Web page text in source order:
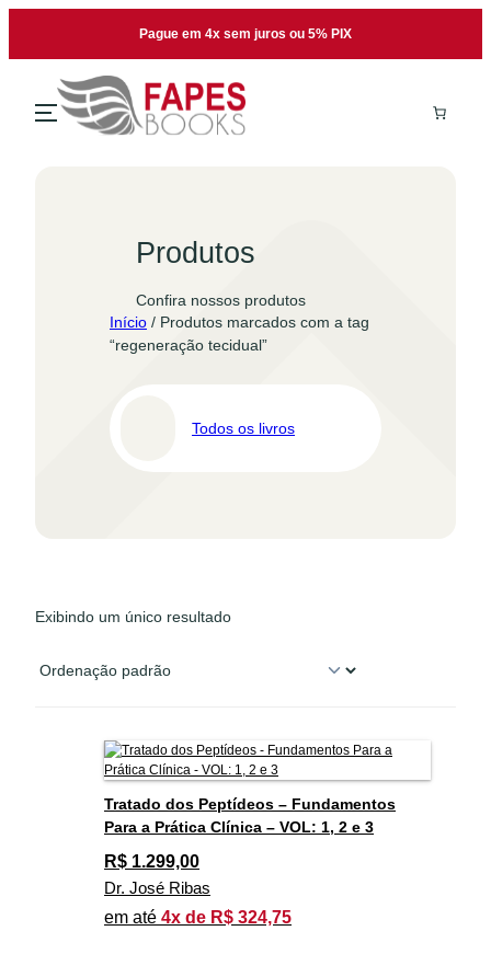
o
conteúdo
Pague em 4x sem juros ou 5% PIX
Produtos
Confira nossos produtos
Início / Produtos marcados com a tag
“regeneração tecidual”
Todos os livros
Exibindo um único resultado
Tratado dos Peptídeos – Fundamentos
Para a Prática Clínica – VOL: 1, 2 e 3
R$ 1.299,00
Dr. José Ribas
em até 4x de R$ 324,75